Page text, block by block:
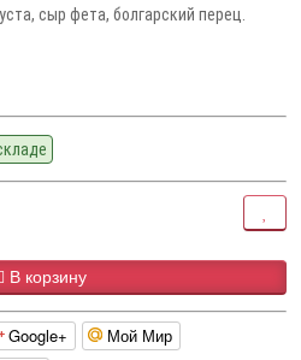
сыр фета, болгарский перец.
В корзину
Google+ Мой Мир